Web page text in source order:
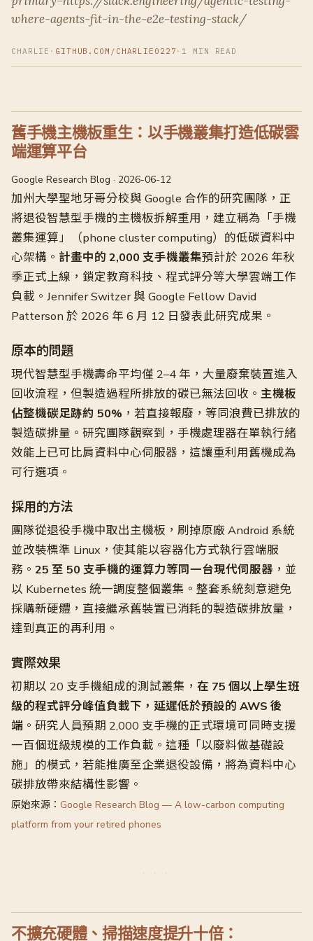
where-agents-fit-in-the-e2e-testing-stack/
CHARLIE · GITHUB.COM/CHARLIE0227 · 1 MIN READ
舊手機主機板重生：以手機叢集打造低碳雲
端運算平台
Google Research Blog · 2026-06-12
加州大學聖地牙哥分校與 Google 合作的研究團隊，正
將退役智慧型手機的主機板拆解重用，建立稱為「手機
叢集運算」（phone cluster computing）的低碳資料中
心架構。 計畫中的 2,000 支手機叢集預計於 2026 年秋
季正式上線，鎖定教育科技、程式評分等大學雲端工作
負載。Jennifer Switzer 與 Google Fellow David
Patterson 於 2026 年 6 月 12 日發表此研究成果。
原本的問題
現代智慧型手機壽命平均僅 2–4 年，大量廢棄裝置進入
回收流程，但製造過程所排放的碳已無法回收。 主機板
佔整機碳足跡約 50% ，若直接報廢，等同浪費已排放的
製造碳排量。研究團隊觀察到，手機處理器在單執行緒
效能上已可比肩資料中心伺服器，這讓重利用舊機成為
可行選項。
採用的方法
團隊從退役手機中取出主機板，刷掉原廠 Android 系統
並改裝標準 Linux，使其能以容器化方式執行雲端服
務。 25 至 50 支手機的運算力等同一台現代伺服器 ，並
以 Kubernetes 統一調度整個叢集。整套系統刻意避免
採購新硬體，直接繼承舊裝置已消耗的製造碳排放量，
達到真正的再利用。
實際效果
初期以 20 支手機組成的測試叢集， 在 75 個以上學生班
級的程式評分峰值負載下，延遲低於預設的 AWS 後
端 。研究人員預期 2,000 支手機的正式環境可同時支援
一百個班級規模的工作負載。這種「以廢料做基礎設
施」的模式，若能推廣至企業退役設備，將為資料中心
碳排放帶來結構性影響。
原始來源： Google Research Blog — A low-carbon computing
platform from your retired phones
不擴充硬體、掃描速度提升十倍：